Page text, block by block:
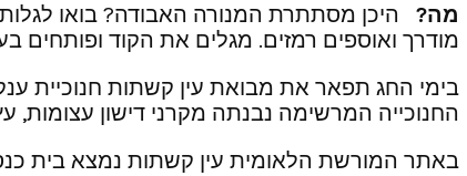
מה? היכן מסתתרת המנורה האבודה? בואו
מודרך ואוספים רמזים. מגלים את הקוד ופותחים
בימי החג תפאר את מבואת עין קשתות חנוכיית
החנוכייה המרשימה נבנתה מקרני דישון עצומות,
באתר המורשת הלאומית עין קשתות נמצא בית כנסת שנחרב לפני 1,500 שנה ברעידת אדמה